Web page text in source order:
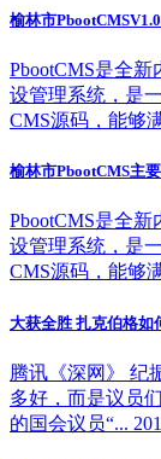
榆林市
PbootCMS是全
设管理系统，是
CMS源码，能够
榆林市PbootCMS主
PbootCMS是全
设管理系统，是
CMS源码，能够
大获全胜 扎克伯格如
腾讯《深网》 纪
多好，而是议员
的国会议员“...